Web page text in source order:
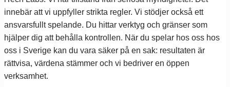
innebär att vi uppfyller strikta regler. Vi stödjer också ett
ansvarsfullt spelande. Du hittar verktyg och gränser som
hjälper dig att behålla kontrollen. När du spelar hos oss hos
oss i Sverige kan du vara säker på en sak: resultaten är
rättvisa, värdena stämmer och vi bedriver en öppen
verksamhet.